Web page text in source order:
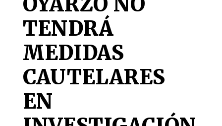
TENDRÁ
MEDIDAS
CAUTELARES
EN